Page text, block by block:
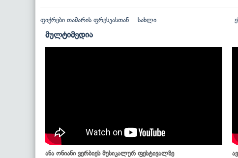
ფიქრები თამარის ფრესკასთან სახლი
მულტიმედია
ანა ონიანი ვერბიეს მუსიკალურ ფესტივალზე